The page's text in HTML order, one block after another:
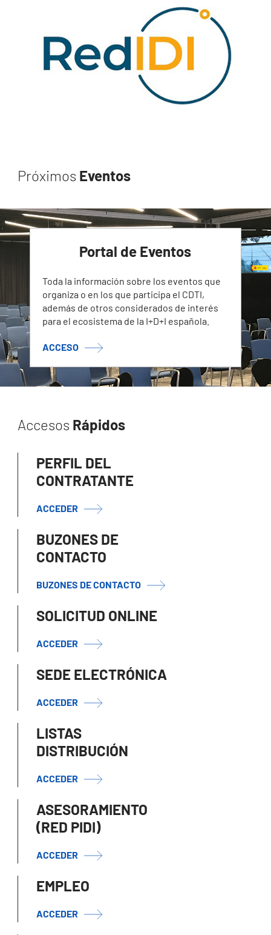
Próximos Eventos
Portal de Eventos
Toda la información sobre los eventos que
organiza o en los que participa el CDTI,
además de otros considerados de interés
para el ecosistema de la I+D+I española.
ACCESO
Accesos Rápidos
PERFIL DEL
CONTRATANTE
ACCEDER
BUZONES DE
CONTACTO
BUZONES DE CONTACTO
SOLICITUD ONLINE
ACCEDER
SEDE ELECTRÓNICA
ACCEDER
LISTAS
DISTRIBUCIÓN
ACCEDER
ASESORAMIENTO
(RED PIDI)
ACCEDER
EMPLEO
ACCEDER